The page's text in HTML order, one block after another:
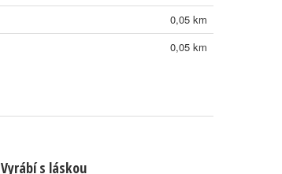
0,05 km
0,05 km
Vyrábí s láskou